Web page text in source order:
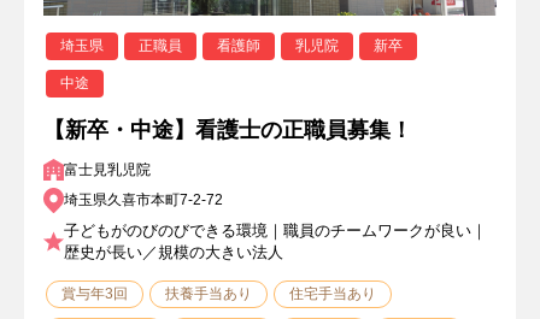
埼玉県 正職員 看護師 乳児院 新卒
中途
【新卒・中途】看護士の正職員募集！
富士見乳児院
埼玉県久喜市本町7-2-72
子どもがのびのびできる環境｜職員のチームワークが良い｜
歴史が長い／規模の大きい法人
賞与年3回 扶養手当あり 住宅手当あり